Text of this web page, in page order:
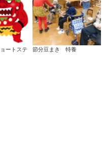
ートステ
節分豆まき 特養